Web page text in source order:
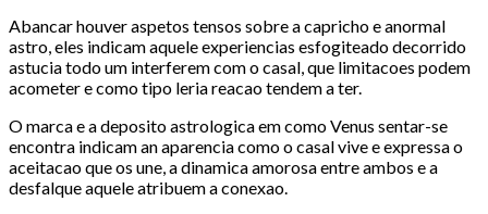
Abancar houver aspetos tensos sobre a capricho e anormal
astro, eles indicam aquele experiencias esfogiteado decorrido
astucia todo um interferem com o casal, que limitacoes podem
acometer e como tipo leria reacao tendem a ter.
O marca e a deposito astrologica em como Venus sentar-se
encontra indicam an aparencia como o casal vive e expressa o
aceitacao que os une, a dinamica amorosa entre ambos e a
desfalque aquele atribuem a conexao.